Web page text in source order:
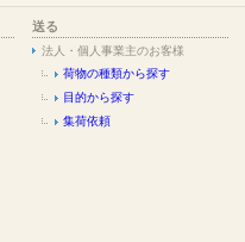
送る
法人・個人事業主のお客様
荷物の種類から探す
目的から探す
集荷依頼